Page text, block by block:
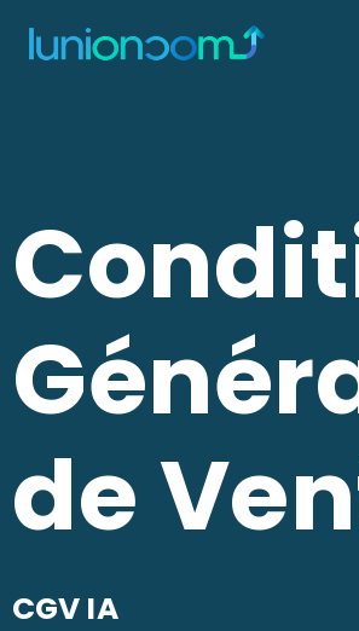
de
CGV IA